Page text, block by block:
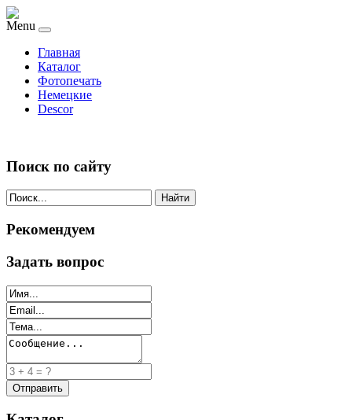
Menu
Главная
Каталог
Фотопечать
Немецкие
Descor
Поиск по сайту
Найти
Рекомендуем
Задать вопрос